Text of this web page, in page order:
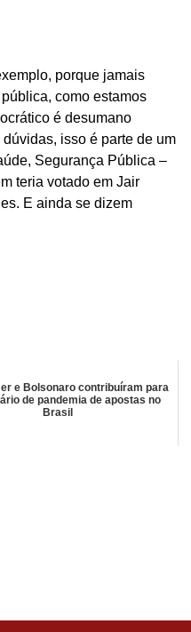
porque jamais
como estamos
é desumano
isso é parte de um
Segurança Pública –
teria votado em Jair
E ainda se dizem
e Bolsonaro contribuíram para
de pandemia de apostas no
Brasil